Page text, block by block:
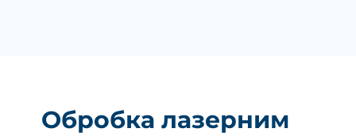
Обробка лазерним